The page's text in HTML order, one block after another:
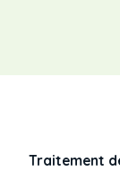
Traitement